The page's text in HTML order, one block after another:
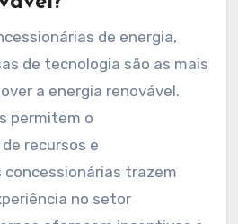
de energia,
de tecnologia são as mais
a energia renovável.
permitem o
recursos e
concessionárias trazem
no setor